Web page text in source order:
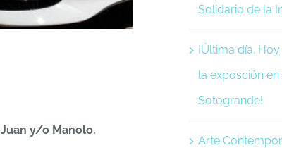
Juan y/o Manolo.
Solidario de la
¡Última día.
la exposción
Sotogrande!
Arte